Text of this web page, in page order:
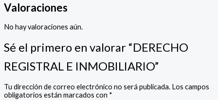
Valoraciones
No hay valoraciones aún.
Sé el primero en valorar “DERECHO
REGISTRAL E INMOBILIARIO”
Tu dirección de correo electrónico no será publicada. Los campos
obligatorios están marcados con *